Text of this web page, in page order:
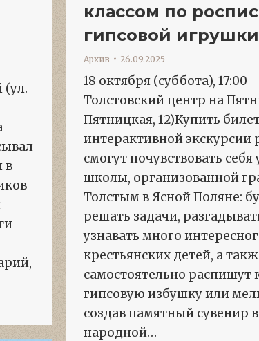
(ул.
в
классом по
гипсовой игрушки
Архив 26.09.2025
18 октября (суббота), 17:00
Толстовский центр на
Пятницкая, 12)Купить
интерактивной экскурсии
смогут почувствовать
школы, организованной
Толстым в Ясной Поляне:
решать задачи,
узнавать много
крестьянских детей, а
самостоятельно распишут
гипсовую избушку или
создав памятный сувенир
народной…